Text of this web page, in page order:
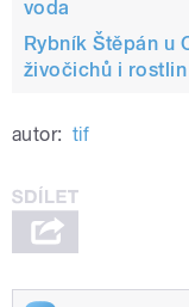
voda
Rybník Štěpán u
živočichů i rostlin
autor: tif